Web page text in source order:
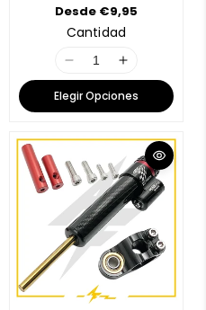
P
o
r
e
u
a
r
Desde €9,95
Cantidad
8
E
r
r
o
r
:
M
i
I
8
E
r
r
o
:
M
i
s
Elegir Opciones